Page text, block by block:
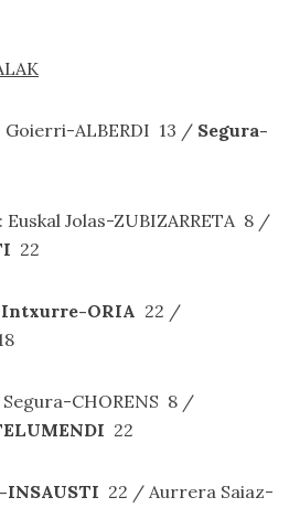
Goierri-ALBERDI 13 / Segura-
Euskal Jolas-ZUBIZARRETA 8 /
22
Intxurre-ORIA 22 /
Segura-CHORENS 8 /
22
INSAUSTI 22 / Aurrera Saiaz-